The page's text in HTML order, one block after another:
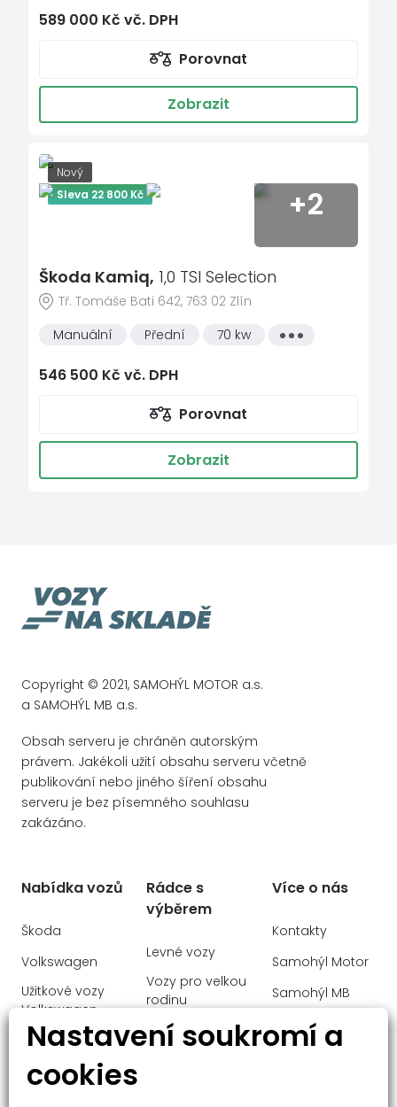
výškově nastavitelné sedadlo řidiče
zadní světla LED
589 000 Kč vč. DPH
Porovnat
Zobrazit
Nový
Sleva 22 800 Kč
+2
Škoda Kamiq, 1,0 TSI Selection
Tř. Tomáše Bati 642, 763 02 Zlín
Manuální
Přední 70 kw
Všechny
546 500 Kč vč. DPH
Porovnat
Zobrazit
Copyright © 2021, SAMOHÝL MOTOR a.s.
a SAMOHÝL MB a.s.
Obsah serveru je chráněn autorským
právem. Jakékoli užití obsahu serveru včetně
publikování nebo jiného šíření obsahu
serveru je bez písemného souhlasu
zakázáno.
Nabídka vozů
Škoda
Volkswagen
Užitkové vozy
Volkswagen
Audi
Mercedes-Benz
Rádce s
výběrem
Levné vozy
Vozy pro velkou
rodinu
Manažerské
vozy
Více o nás
Kontakty
Samohýl Motor
Samohýl MB
Ochrana
osobních údajů
Nastavení soukromí a
cookies